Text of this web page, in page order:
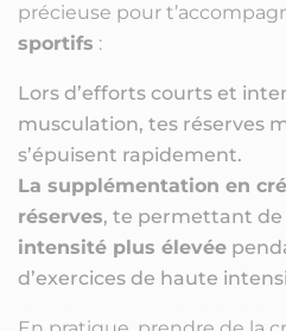
précieuse pour
sportifs :
Lors d’efforts courts et
musculation, tes réserves
s’épuisent rapidement.
La supplémentation en
réserves, te permettant de
intensité plus élevée
d’exercices de haute